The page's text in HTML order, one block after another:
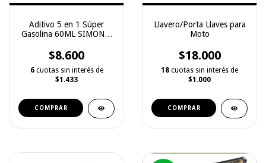
Aditivo 5 en 1 Súper
Gasolina 60ML SIMONIZ
$8.600
6cuotas sin interés de
$1.433
COMPRAR
Llavero/Porta Llaves para
Moto
$18.000
18 cuotas sin interés de
$1.000
COMPRAR